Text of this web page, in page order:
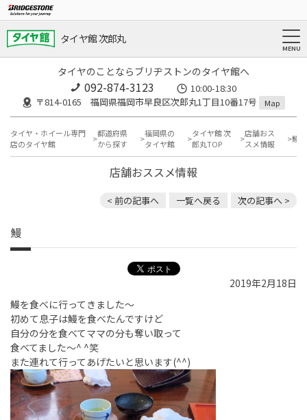
タイヤ館 次郎丸
タイヤのことならブリヂストンのタイヤ館へ
092-874-3123
10:00-18:30
〒814-0165 福岡県福岡市早良区次郎丸1丁目10番17号
Map
タイヤ・ホイール専門
店のタイヤ館
都道府県
から探す
福岡県の
タイヤ館
タイヤ館 次
郎丸TOP
店舗おス
スメ情報
鰻
店舗おススメ情報
< 前の記事へ 一覧へ戻る 次の記事へ >
鰻
2019年2月18日
鰻を食べに行ってきました〜
初めて息子は鰻を食べたんですけど
自分の分を食べてママの分も奪い取って
食べてました〜^ ^笑
また連れて行ってあげたいと思います(^^)